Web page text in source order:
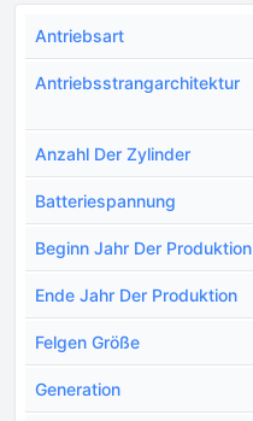
Antriebsart
Antriebsstrangarchitektur
Anzahl Der Zylinder
Batteriespannung
Beginn Jahr Der Produktion
Ende Jahr Der Produktion
Felgen Größe
Generation